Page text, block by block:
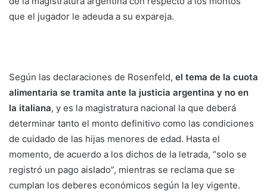
que el jugador le adeuda a su expareja.
Según las declaraciones de Rosenfeld, el tema de la cuota
alimentaria se tramita ante la justicia argentina y no en
la italiana, y es la magistratura nacional la que deberá
determinar tanto el monto definitivo como las condiciones
de cuidado de las hijas menores de edad. Hasta el
momento, de acuerdo a los dichos de la letrada, “solo se
registró un pago aislado”, mientras se reclama que se
cumplan los deberes económicos según la ley vigente.